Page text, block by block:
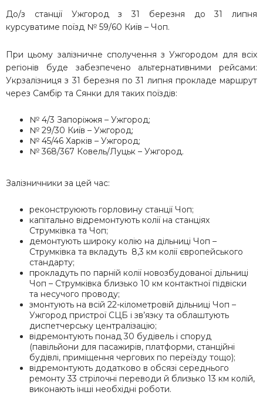
До/з станції Ужгород з 31 березня до 31 липня
курсуватиме поїзд № 59/60 Київ – Чоп.
При цьому залізничне сполучення з Ужгородом для всіх
регіонів буде забезпечено альтернативними рейсами:
Укрзалізниця з 31 березня по 31 липня прокладе маршрут
через Самбір та Сянки для таких поїздів:
№ 4/3 Запоріжжя – Ужгород;
№ 29/30 Київ – Ужгород;
№ 45/46 Харків – Ужгород;
№ 368/367 Ковель/Луцьк – Ужгород.
Залізничники за цей час:
реконструюють горловину станції Чоп;
капітально відремонтують колії на станціях
Струмківка та Чоп;
демонтують широку колію на дільниці Чоп –
Струмківка та вкладуть 8,3 км колії європейського
стандарту;
прокладуть по парній колії новозбудованої дільниці
Чоп – Струмківка близько 10 км контактної підвіски
та несучого проводу;
змонтують на всій 22-кілометровій дільниці Чоп –
Ужгород пристрої СЦБ і зв’язку та облаштують
диспетчерську централізацію;
відремонтують понад 30 будівель і споруд
(павільйони для пасажирів, платформи, станційні
будівлі, приміщення чергових по переїзду тощо);
відремонтують додатково в обсязі середнього
ремонту 33 стрілочні переводи й близько 13 км колій,
виконають інші необхідні роботи.